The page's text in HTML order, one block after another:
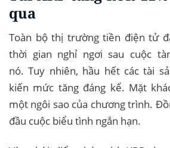
qua
Toàn bộ thị trường tiền điện tử
thời gian nghỉ ngơi sau cuộc
nó. Tuy nhiên, hầu hết các tài
kiến ​​mức tăng đáng kể. Mặt
một ngôi sao của chương trình.
đầu cuộc biểu tình ngắn hạn.